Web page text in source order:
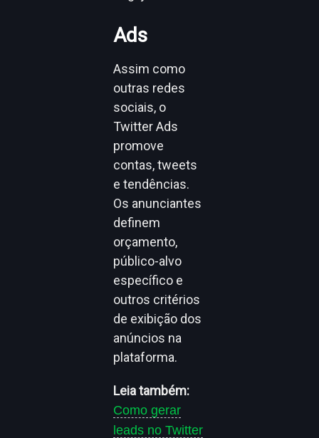
Ads
Assim como
outras redes
sociais, o
Twitter Ads
promove
contas, tweets
e tendências.
Os anunciantes
definem
orçamento,
público-alvo
específico e
outros critérios
de exibição dos
anúncios na
plataforma.
Leia também:
Como gerar
leads no Twitter